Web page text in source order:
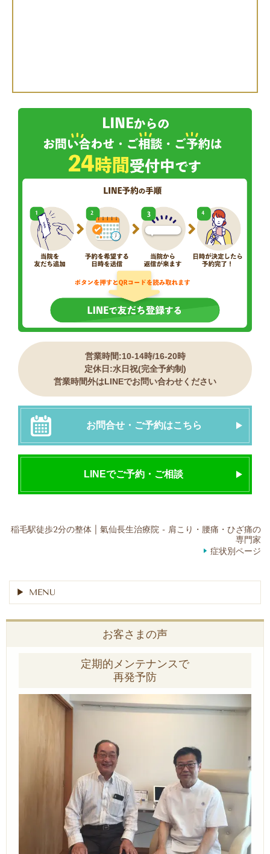
営業時間:10-14時/16-20時
定休日:水日祝(完全予約制)
営業時間外はLINEでお問い合わせください
お問合せ・ご予約はこちら
LINEでご予約・ご相談
稲毛駅徒歩2分の整体 | 氣仙長生治療院 - 肩こり・腰痛・ひざ痛の
専門家
症状別ページ
MENU
お客さまの声
定期的メンテナンスで
再発予防